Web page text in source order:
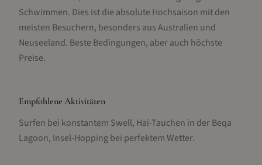
Schwimmen. Dies ist die absolute Hochsaison mit den
meisten Besuchern, besonders aus Australien und
Neuseeland. Beste Bedingungen, aber auch höchste
Preise.
Empfohlene Aktivitäten
Surfen bei konstantem Swell, Hai-Tauchen in der Beqa
Lagoon, Insel-Hopping bei perfektem Wetter.